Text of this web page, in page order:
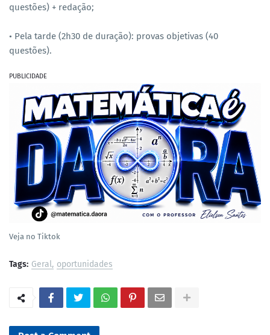
questões) + redação;
• Pela tarde (2h30 de duração): provas objetivas (40
questões).
PUBLICIDADE
Veja no Tiktok
Tags: Geral oportunidades